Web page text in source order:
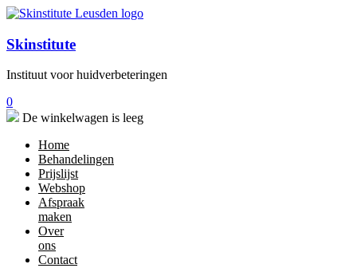
Skinstitute
Instituut voor huidverbeteringen
0
De winkelwagen is leeg
Home
Behandelingen
Prijslijst
Webshop
Afspraak
maken
Over
ons
Contact